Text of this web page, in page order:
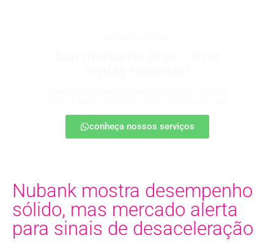
conheça nossos serviços
Nubank mostra desempenho
sólido, mas mercado alerta
para sinais de desaceleração